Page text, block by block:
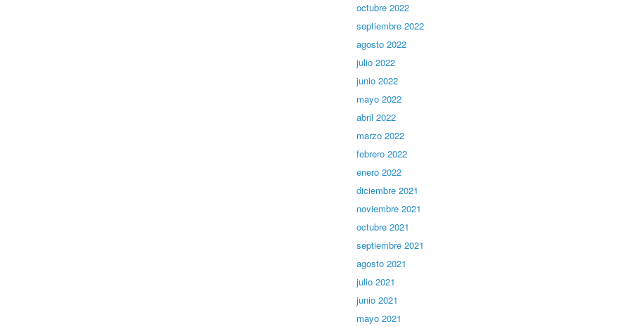
octubre 2022
septiembre 2022
agosto 2022
julio 2022
junio 2022
mayo 2022
abril 2022
marzo 2022
febrero 2022
enero 2022
diciembre 2021
noviembre 2021
octubre 2021
septiembre 2021
agosto 2021
julio 2021
junio 2021
mayo 2021